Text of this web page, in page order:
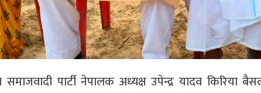
पार्टी नेपालक अध्यक्ष उपेन्द्र यादव किरिया बैसल